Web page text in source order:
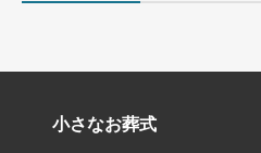
小さなお葬式